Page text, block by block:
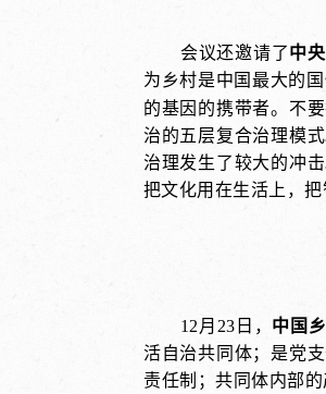
会议还邀请了中
为乡村是中国最大的
的基因的携带者。不
治的五层复合治理模
治理发生了较大的冲
把文化用在生活上，
12月23日， 中国
活自治共同体；是党
责任制；共同体内部